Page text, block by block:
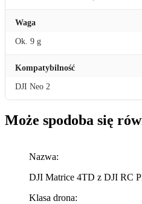
Waga
Ok. 9 g
Kompatybilność
DJI Neo 2
Może spodoba się
Nazwa:
DJI Matrice 4TD z DJI RC
Klasa drona: